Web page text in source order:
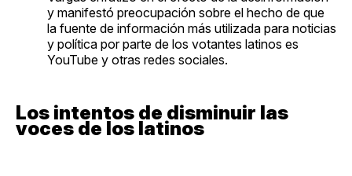
y manifestó preocupación sobre el hecho de que
la fuente de información más utilizada para noticias
y política por parte de los votantes latinos es
YouTube y otras redes sociales.
Los intentos de disminuir las
voces de los latinos